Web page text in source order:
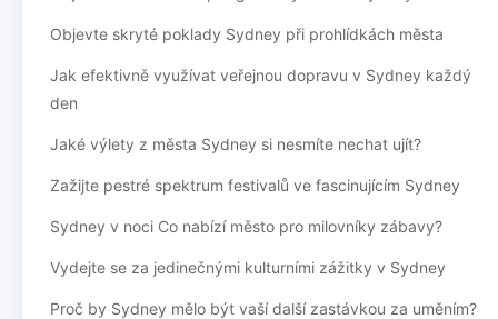
Objevte skryté poklady Sydney při prohlídkách města
Jak efektivně využívat veřejnou dopravu v Sydney každý
den
Jaké výlety z města Sydney si nesmíte nechat ujít?
Zažijte pestré spektrum festivalů ve fascinujícím Sydney
Sydney v noci Co nabízí město pro milovníky zábavy?
Vydejte se za jedinečnými kulturními zážitky v Sydney
Proč by Sydney mělo být vaší další zastávkou za uměním?